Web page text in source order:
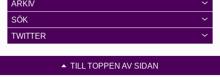
ARKIV
SÖK
TWITTER
TILL TOPPEN AV SIDAN